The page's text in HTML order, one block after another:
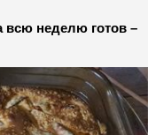
всю неделю готов –